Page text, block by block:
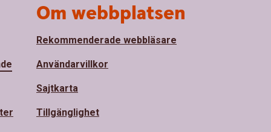
Om webbplatsen
Rekommenderade webbläsare
Användarvillkor
Sajtkarta
Tillgänglighet